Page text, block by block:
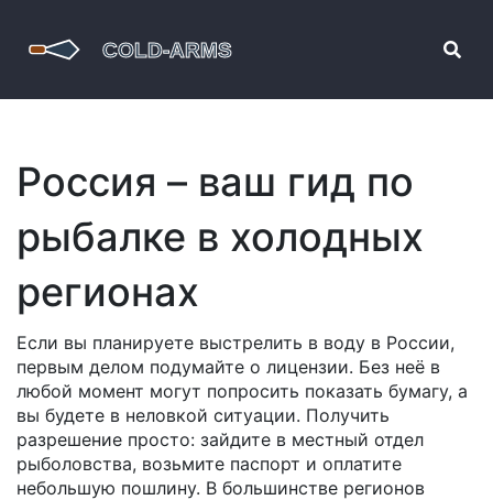
Россия – ваш гид по
рыбалке в холодных
регионах
Если вы планируете выстрелить в воду в России,
первым делом подумайте о лицензии. Без неё в
любой момент могут попросить показать бумагу, а
вы будете в неловкой ситуации. Получить
разрешение просто: зайдите в местный отдел
рыболовства, возьмите паспорт и оплатите
небольшую пошлину. В большинстве регионов